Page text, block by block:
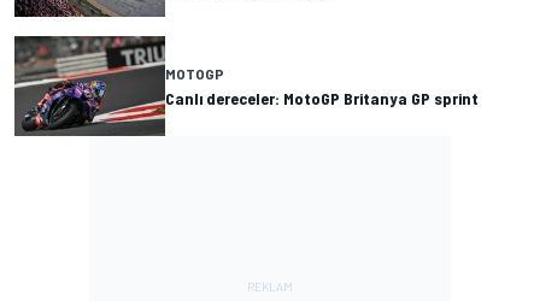
MOTOGP
Canlı dereceler: MotoGP Britanya GP sprint